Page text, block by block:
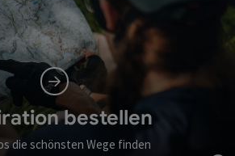
bestellen
die schönsten Wege finden